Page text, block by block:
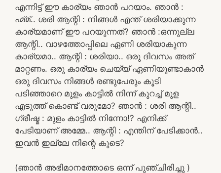
എന്നിട്ട് ഈ കാര്യം ഞാൻ പറയാം. ഞാൻ :
ഹ്മ്മ്.. ശരി ആന്റി : നിങ്ങൾ എന്ത് ശരിയാക്കുന്ന
കാര്യമാണ് ഈ പറയുന്നത്? ഞാൻ :ഒന്നുല്ല
ആന്റി.. വാഴത്തോപ്പിലെ ഏണി ശരിയാകുന്ന
കാര്യമാ.. ആന്റി : ശരിയാ.. ഒരു ദിവസം അത്
മാറ്റണം. ഒരു കാര്യം ചെയ്യ് ഏണിയുണ്ടാകാൻ
ഒരു ദിവസം നിങ്ങൾ രണ്ടുപേരും കൂടി
പടിഞ്ഞാറെ മുളം കാട്ടിൽ നിന്ന് കുറച്ച് മുള
എടുത്ത് കൊണ്ട് വരുമോ? ഞാൻ : ശരി ആന്റി..
ഗ്രീഷ്മ : മുളം കാട്ടിൽ നിന്നോ!? എനിക്ക്
പേടിയാണ് അമ്മേ.. ആന്റി : എന്തിന് പേടിക്കാൻ..
ഇവൻ ഇല്ലേ നിന്റെ കൂടെ?
(ഞാൻ അഭിമാനത്തോടെ ഒന്ന് പുഞ്ചിരിച്ചു )